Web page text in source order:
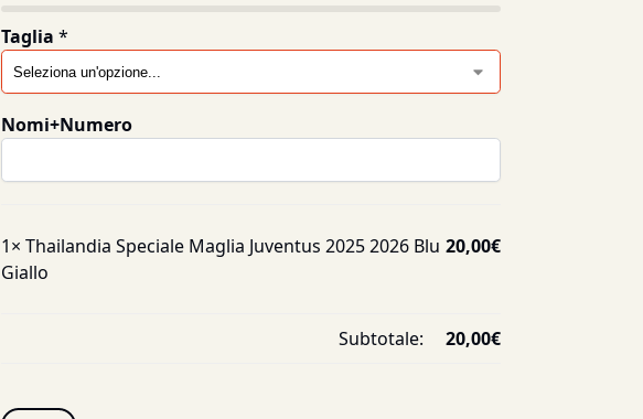
Taglia *
Nomi+Numero
1× Thailandia Speciale Maglia Juventus 2025 2026 Blu
Giallo
20,00€
Subtotale: 20,00€